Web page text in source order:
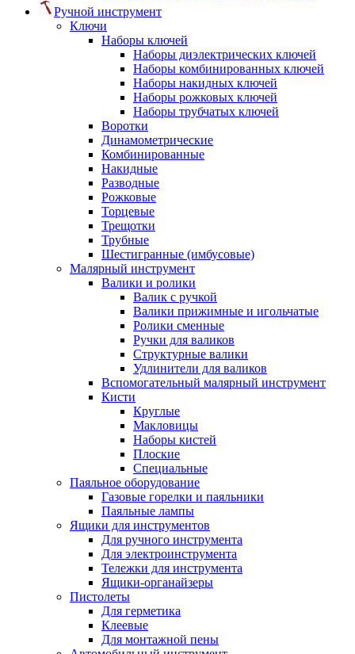
Ручной инструмент
Ключи
Наборы ключей
Наборы диэлектрических ключей
Наборы комбинированных ключей
Наборы накидных ключей
Наборы рожковых ключей
Наборы трубчатых ключей
Воротки
Динамометрические
Комбинированные
Накидные
Разводные
Рожковые
Торцевые
Трещотки
Трубные
Шестигранные (имбусовые)
Малярный инструмент
Валики и ролики
Валик с ручкой
Валики прижимные и игольчатые
Ролики сменные
Ручки для валиков
Структурные валики
Удлинители для валиков
Вспомогательный малярный инструмент
Кисти
Круглые
Макловицы
Наборы кистей
Плоские
Специальные
Паяльное оборудование
Газовые горелки и паяльники
Паяльные лампы
Ящики для инструментов
Для ручного инструмента
Для электроинструмента
Тележки для инструмента
Ящики-органайзеры
Пистолеты
Для герметика
Клеевые
Для монтажной пены